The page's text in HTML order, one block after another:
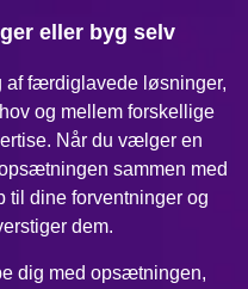
eller byg selv
af færdiglavede løsninger,
og mellem forskellige
Når du vælger en
sammen med
til dine forventninger og
dem.
dig med opsætningen,